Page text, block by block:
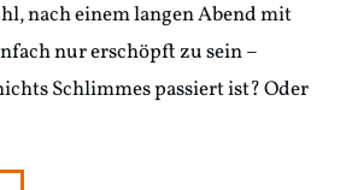
nach einem langen Abend mit
nur erschöpft zu sein –
Schlimmes passiert ist? Oder